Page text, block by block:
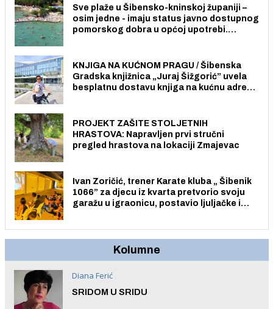
Sve plaže u Šibensko-kninskoj županiji –
osim jedne - imaju status javno dostupnog
pomorskog dobra u općoj upotrebi.
KNJIGA NA KUĆNOM PRAGU / Šibenska
Gradska knjižnica „Juraj Šižgorić” uvela
besplatnu dostavu knjiga na kućnu adresu
PROJEKT ZAŠITE STOLJETNIH
HRASTOVA: Napravljen prvi stručni
pregled hrastova na lokaciji Zmajevac
Ivan Zoričić, trener Karate kluba „ Šibenik
1066” za djecu iz kvarta pretvorio svoju
garažu u igraonicu, postavio ljuljačke i
Kolumne
Diana Ferić
SRIDOM U SRIDU